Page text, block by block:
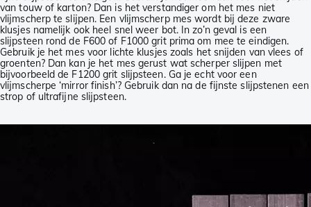
van touw of karton? Dan is het verstandiger om het mes niet
vlijmscherp te slijpen. Een vlijmscherp mes wordt bij deze zware
klusjes namelijk ook heel snel weer bot. In zo’n geval is een
slijpsteen rond de F600 of F1000 grit prima om mee te eindigen.
Gebruik je het mes voor lichte klusjes zoals het snijden van vlees of
groenten? Dan kan je het mes gerust wat scherper slijpen met
bijvoorbeeld de F1200 grit slijpsteen. Ga je echt voor een
vlijmscherpe ‘mirror finish’? Gebruik dan na de fijnste slijpstenen een
strop of ultrafijne slijpsteen.